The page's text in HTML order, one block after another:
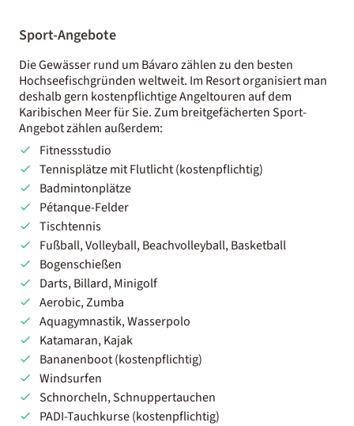
Sport-Angebote
Die Gewässer rund um Bávaro zählen zu den besten
Hochseefischgründen weltweit. Im Resort organisiert man
deshalb gern kostenpflichtige Angeltouren auf dem
Karibischen Meer für Sie. Zum breitgefächerten Sport-
Angebot zählen außerdem:
Fitnessstudio
Tennisplätze mit Flutlicht (kostenpflichtig)
Badmintonplätze
Pétanque-Felder
Tischtennis
Fußball, Volleyball, Beachvolleyball, Basketball
Bogenschießen
Darts, Billard, Minigolf
Aerobic, Zumba
Aquagymnastik, Wasserpolo
Katamaran, Kajak
Bananenboot (kostenpflichtig)
Windsurfen
Schnorcheln, Schnuppertauchen
PADI-Tauchkurse (kostenpflichtig)